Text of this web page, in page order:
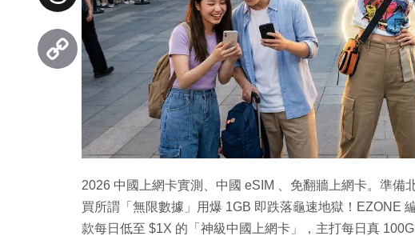
2026 中國上網卡實測、中國 eSIM 、免翻牆上網卡。準備
買所謂「無限數據」用爆 1GB 即跌落龜速地獄！EZONE
款每日低至 $1X 的「神級中國上網卡」，主打每日真
Threads
Link